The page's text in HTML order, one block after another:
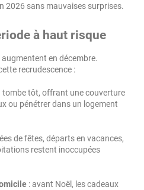
2026 sans mauvaises surprises.
à haut risque
augmentent en décembre.
recrudescence :
tombe tôt, offrant une couverture
ou pénétrer dans un logement
de fêtes, départs en vacances,
restent inoccupées
: avant Noël, les cadeaux